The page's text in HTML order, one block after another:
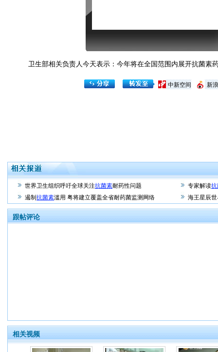
卫生部相关负责人今天表示：今年将在全国范围内展开抗菌素
新
中新空间
世界卫生组织呼吁全球关注抗菌素耐药性问题 专家解读
遏制 抗菌素滥用 粤将建立覆盖全省耐药菌监测网络 海王星辰
跟帖评论
相关视频